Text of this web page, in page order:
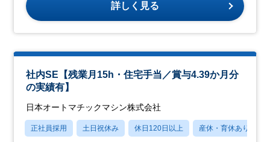
詳しく見る
社内SE【残業月15h・住宅手当／賞与4.39か月分
の実績有】
日本オートマチックマシン株式会社
正社員採用 土日祝休み 休日120日以上 産休・育休あり